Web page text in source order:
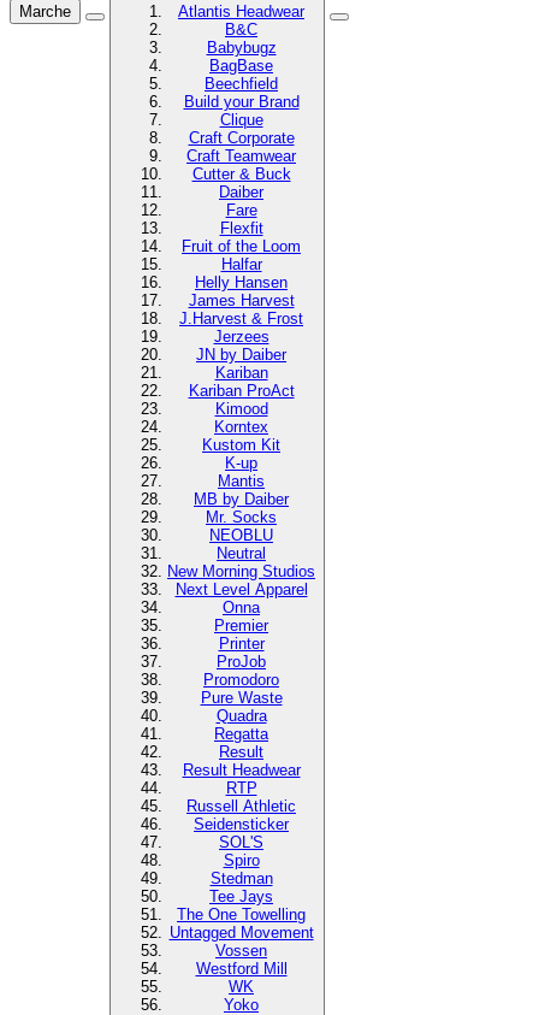
Marche
Atlantis Headwear
B&C
Babybugz
BagBase
Beechfield
Build your Brand
Clique
Craft Corporate
Craft Teamwear
Cutter & Buck
Daiber
Fare
Flexfit
Fruit of the Loom
Halfar
Helly Hansen
James Harvest
J.Harvest & Frost
Jerzees
JN by Daiber
Kariban
Kariban ProAct
Kimood
Korntex
Kustom Kit
K-up
Mantis
MB by Daiber
Mr. Socks
NEOBLU
Neutral
New Morning Studios
Next Level Apparel
Onna
Premier
Printer
ProJob
Promodoro
Pure Waste
Quadra
Regatta
Result
Result Headwear
RTP
Russell Athletic
Seidensticker
SOL'S
Spiro
Stedman
Tee Jays
The One Towelling
Untagged Movement
Vossen
Westford Mill
WK
Yoko